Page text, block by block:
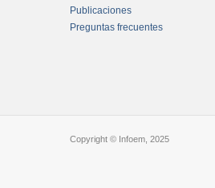
Publicaciones
Preguntas frecuentes
Copyright © Infoem, 2025